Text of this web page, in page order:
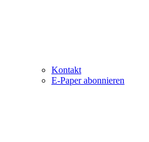
Kontakt
E-Paper abonnieren